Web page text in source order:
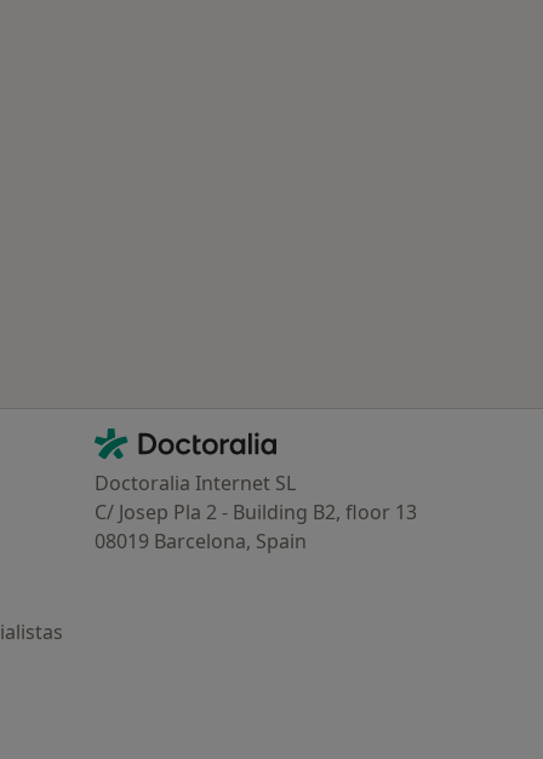
Contacto
Doctoralia - Página de inicio
Doctoralia Internet SL
C/ Josep Pla 2 - Building B2, floor 13
08019 Barcelona, Spain